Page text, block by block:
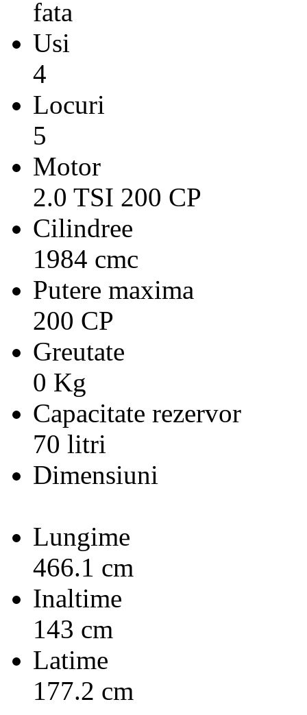
fata
Usi
4
Locuri
5
Motor
2.0 TSI 200 CP
Cilindree
1984 cmc
Putere maxima
200 CP
Greutate
0 Kg
Capacitate rezervor
70 litri
Dimensiuni
Lungime
466.1 cm
Inaltime
143 cm
Latime
177.2 cm